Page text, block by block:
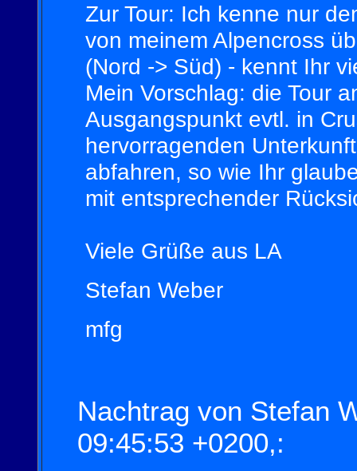
Zur Tour: Ich kenne nur
von meinem Alpencross
(Nord -> Süd) - kennt Ihr
Mein Vorschlag: die Tour
Ausgangspunkt evtl. in
hervorragenden
abfahren, so wie Ihr
mit entsprechender
Viele Grüße aus LA
Stefan Weber
mfg
Nachtrag von Stefan
09:45:53 +0200,: